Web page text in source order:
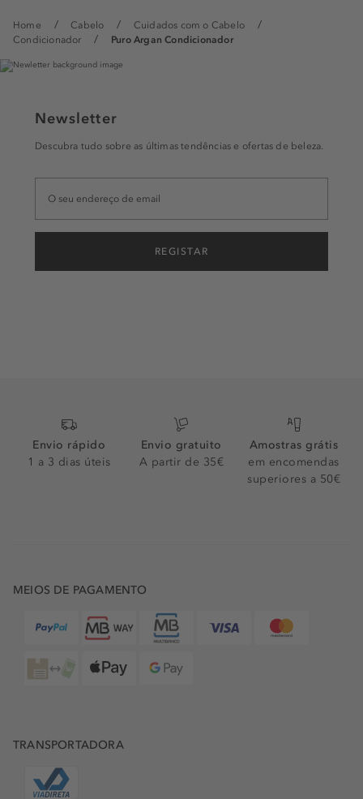
Home Cabelo
Cuidados com o Cabelo
Condicionador
Puro Argan Condicionador
Newsletter
Descubra tudo sobre as últimas tendências e ofertas de beleza.
REGISTAR
Envio rápido
1 a 3 dias úteis
Envio gratuito
A partir de 35€
Amostras grátis
em encomendas
superiores a 50€
MEIOS DE PAGAMENTO
TRANSPORTADORA